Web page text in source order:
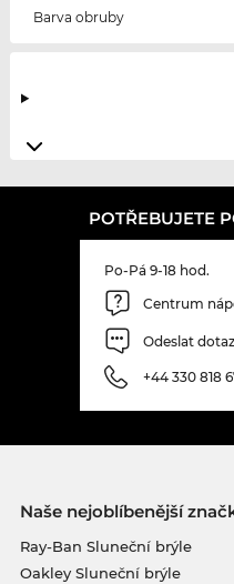
Barva obruby
POTŘEBUJETE
Po-Pá 9-18 hod.
Centrum
Odeslat dotaz
+44 330 818
Naše nejoblíbenější
Ray-Ban Sluneční brýle
Oakley Sluneční brýle